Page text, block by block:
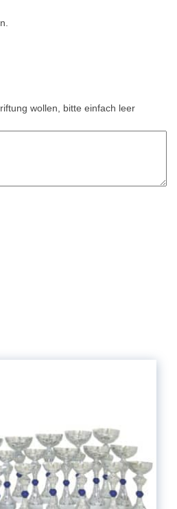
wollen, bitte einfach leer